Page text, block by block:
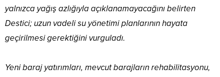
yalnızca yağış azlığıyla açıklanamayacağını belirten
Destici; uzun vadeli su yönetimi planlarının hayata
geçirilmesi gerektiğini vurguladı.
Yeni baraj yatırımları, mevcut barajların rehabilitasyonu,